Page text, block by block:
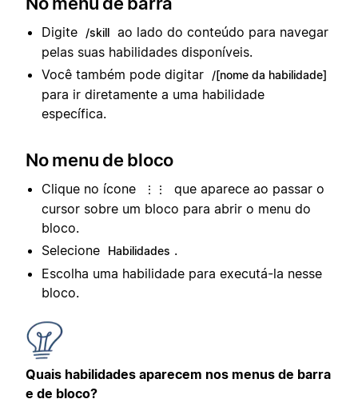
Digite /skill ao lado do conteúdo para navegar
pelas suas habilidades disponíveis.
Você também pode digitar
/[nome da habilidade]
para ir diretamente a uma habilidade
específica.
No menu de bloco
Clique no ícone ⋮⋮
que aparece ao passar o
cursor sobre um bloco para abrir o menu do
bloco.
Selecione
Habilidades .
Escolha uma habilidade para executá-la nesse
bloco.
Quais habilidades aparecem nos menus de barra
e de bloco?